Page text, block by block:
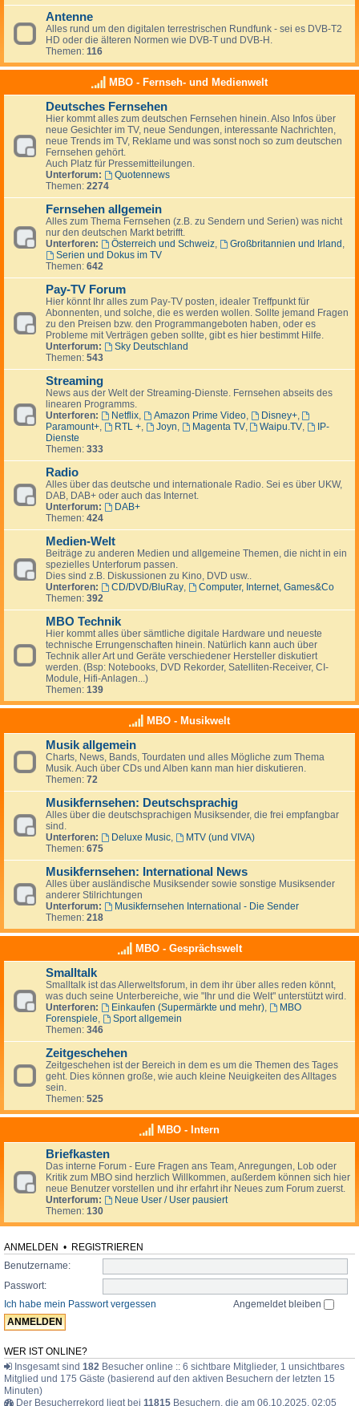
Antenne
Alles rund um den digitalen terrestrischen Rundfunk - sei es DVB-T2
HD oder die älteren Normen wie DVB-T und DVB-H.
Themen: 116
MBO - Fernseh- und Medienwelt
Deutsches Fernsehen
Hier kommt alles zum deutschen Fernsehen hinein. Also Infos über
neue Gesichter im TV, neue Sendungen, interessante Nachrichten,
neue Trends im TV, Reklame und was sonst noch so zum deutschen
Fernsehen gehört.
Auch Platz für Pressemitteilungen.
Unterforum:
Quotennews
Themen: 2274
Fernsehen allgemein
Alles zum Thema Fernsehen (z.B. zu Sendern und Serien) was nicht
nur den deutschen Markt betrifft.
Unterforen:
Österreich und Schweiz, Großbritannien und Irland,
Serien und Dokus im TV
Themen: 642
Pay-TV Forum
Hier könnt Ihr alles zum Pay-TV posten, idealer Treffpunkt für
Abonnenten, und solche, die es werden wollen. Sollte jemand Fragen
zu den Preisen bzw. den Programmangeboten haben, oder es
Probleme mit Verträgen geben sollte, gibt es hier bestimmt Hilfe.
Unterforum:
Sky Deutschland
Themen: 543
Streaming
News aus der Welt der Streaming-Dienste. Fernsehen abseits des
linearen Programms.
Unterforen:
Netflix, Amazon Prime Video, Disney+,
Paramount+, RTL +, Joyn, Magenta TV, Waipu.TV,
IP-
Dienste
Themen: 333
Radio
Alles über das deutsche und internationale Radio. Sei es über UKW,
DAB, DAB+ oder auch das Internet.
Unterforum:
DAB+
Themen: 424
Medien-Welt
Beiträge zu anderen Medien und allgemeine Themen, die nicht in ein
spezielles Unterforum passen.
Dies sind z.B. Diskussionen zu Kino, DVD usw..
Unterforen:
CD/DVD/BluRay,
Computer, Internet, Games&Co
Themen: 392
MBO Technik
Hier kommt alles über sämtliche digitale Hardware und neueste
technische Errungenschaften hinein. Natürlich kann auch über
Technik aller Art und Geräte verschiedener Hersteller diskutiert
werden. (Bsp: Notebooks, DVD Rekorder, Satelliten-Receiver, CI-
Module, Hifi-Anlagen...)
Themen: 139
MBO - Musikwelt
Musik allgemein
Charts, News, Bands, Tourdaten und alles Mögliche zum Thema
Musik. Auch über CDs und Alben kann man hier diskutieren.
Themen: 72
Musikfernsehen: Deutschsprachig
Alles über die deutschsprachigen Musiksender, die frei empfangbar
sind.
Unterforen:
Deluxe Music,
MTV (und VIVA)
Themen: 675
Musikfernsehen: International News
Alles über ausländische Musiksender sowie sonstige Musiksender
anderer Stilrichtungen
Unterforum:
Musikfernsehen International - Die Sender
Themen: 218
MBO - Gesprächswelt
Smalltalk
Smalltalk ist das Allerweltsforum, in dem ihr über alles reden könnt,
was duch seine Unterbereiche, wie "Ihr und die Welt" unterstützt wird.
Unterforen:
Einkaufen (Supermärkte und mehr),
MBO
Forenspiele
Sport allgemein
Themen: 346
Zeitgeschehen
Zeitgeschehen ist der Bereich in dem es um die Themen des Tages
geht. Dies können große, wie auch kleine Neuigkeiten des Alltages
sein.
Themen: 525
MBO - Intern
Briefkasten
Das interne Forum - Eure Fragen ans Team, Anregungen, Lob oder
Kritik zum MBO sind herzlich Willkommen, außerdem können sich hier
neue Benutzer vorstellen und ihr erfahrt ihr Neues zum Forum zuerst.
Unterforum:
Neue User / User pausiert
Themen: 130
ANMELDEN • REGISTRIEREN
Benutzername:
Passwort:
Ich habe mein Passwort vergessen
Angemeldet bleiben
WER IST ONLINE?
Insgesamt sind 182 Besucher online :: 6 sichtbare Mitglieder, 1 unsichtbares
Mitglied und 175 Gäste (basierend auf den aktiven Besuchern der letzten 15
Minuten)
Der Besucherrekord liegt bei 11815 Besuchern, die am 06.10.2025, 02:05